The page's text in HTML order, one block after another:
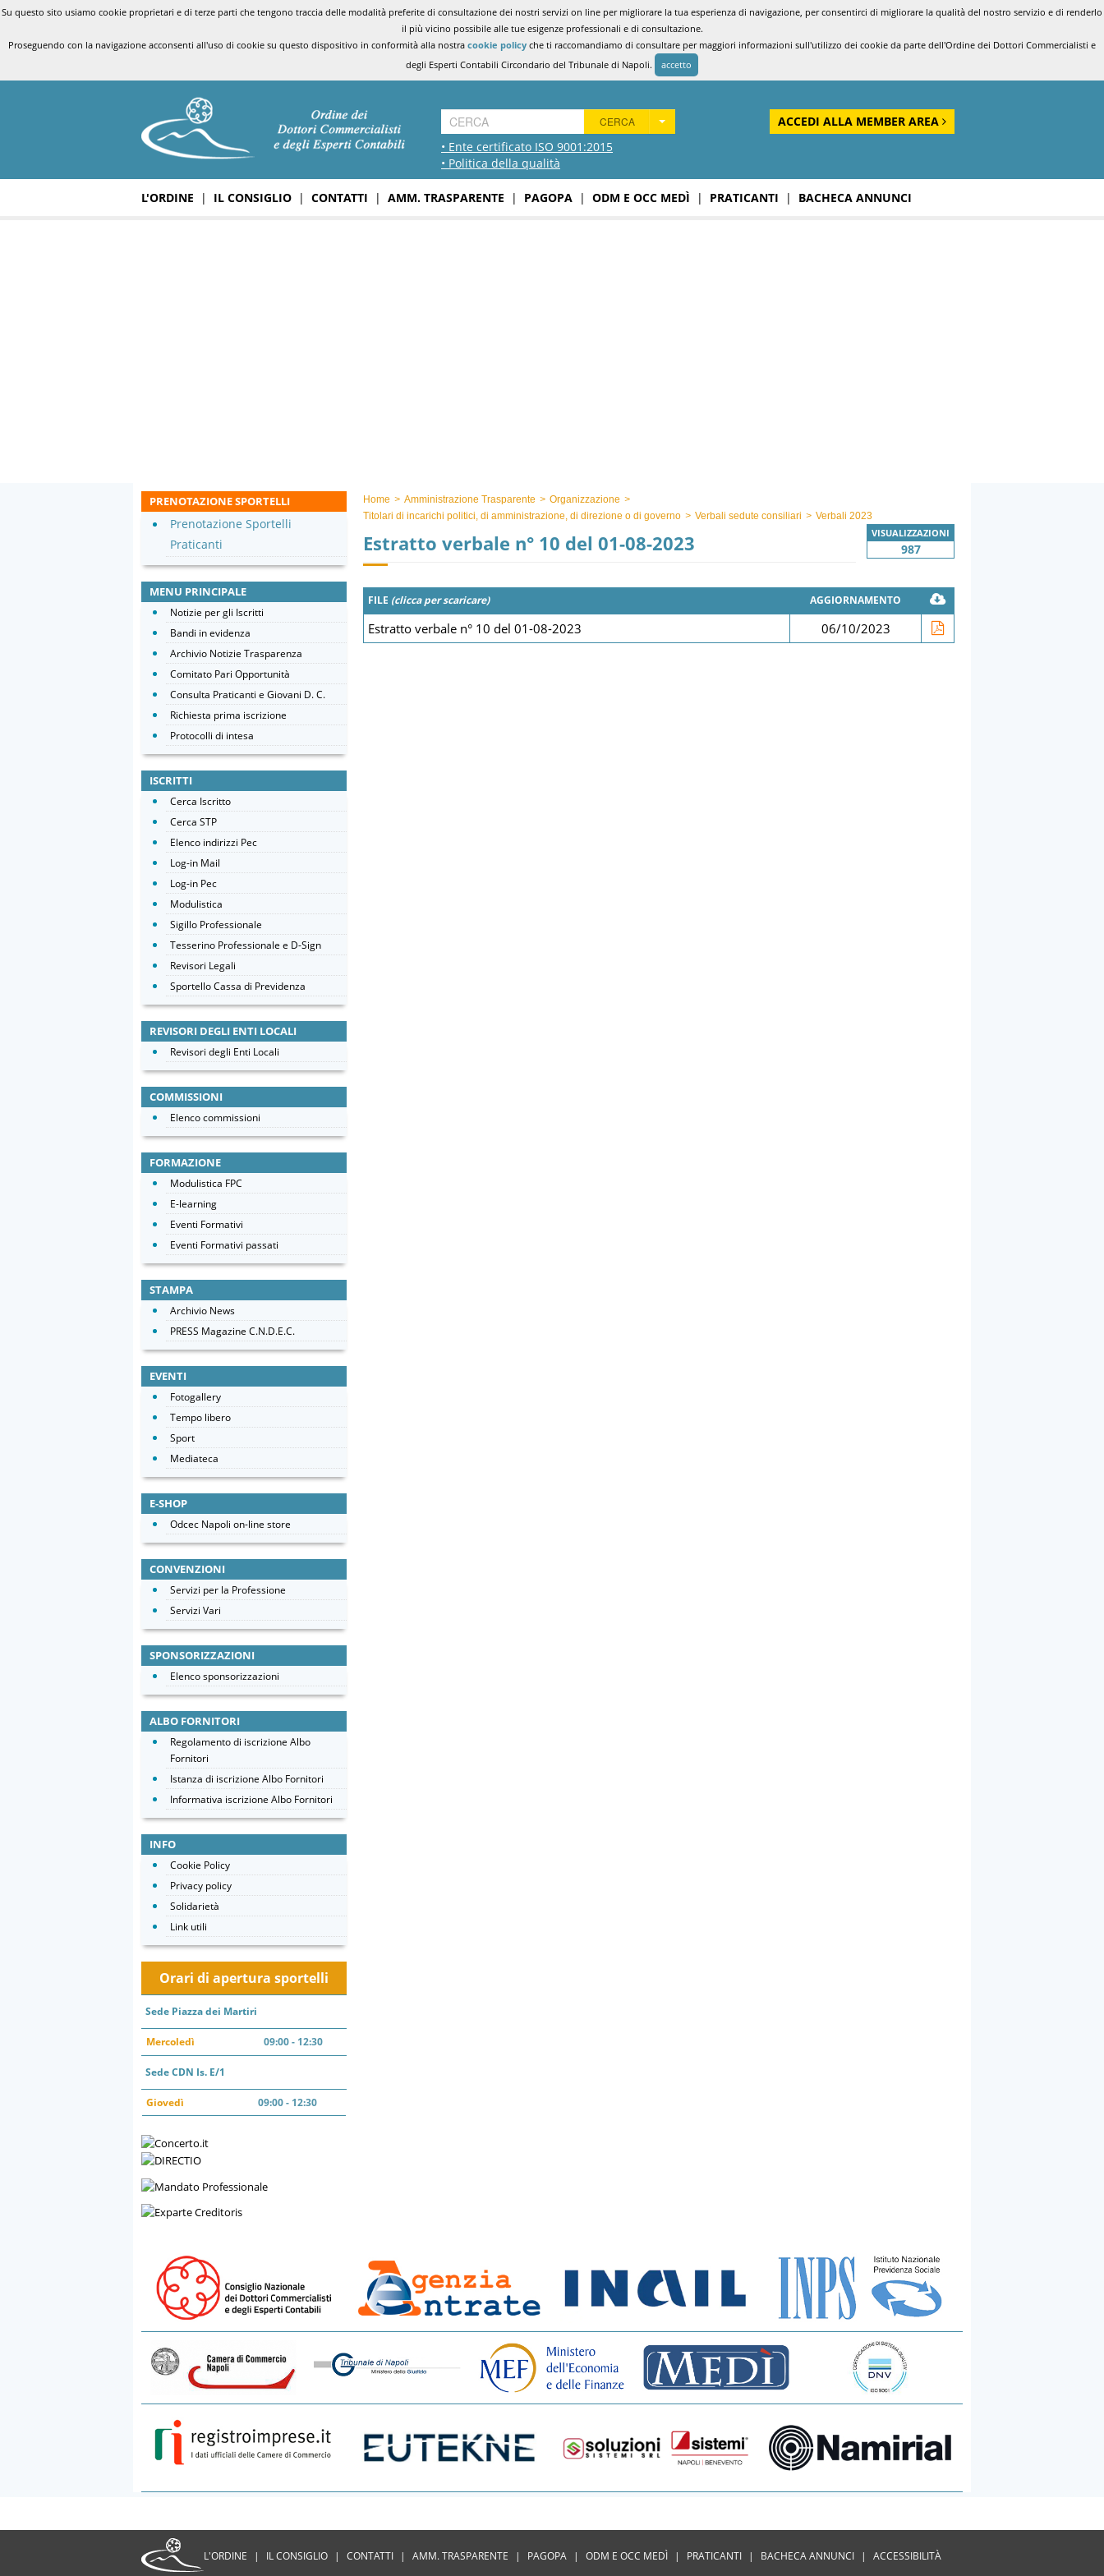
Su questo sito usiamo cookie proprietari e di terze parti che tengono traccia delle modalità preferite di consultazione dei nostri servizi on line per migliorare la tua esperienza di navigazione, per consentirci di migliorare la qualità del nostro servizio e di renderlo
il più vicino possibile alle tue esigenze professionali e di consultazione.
Proseguendo con la navigazione acconsenti all'uso di cookie su questo dispositivo in conformità alla nostra cookie policy che ti raccomandiamo di consultare per maggiori informazioni sull'utilizzo dei cookie da parte dell'Ordine dei Dottori Commercialisti e
degli Esperti Contabili Circondario del Tribunale di Napoli.
accetto
• Ente certificato ISO 9001:2015
• Politica della qualità
CERCA ACCEDI ALLA MEMBER AREA
L'ORDINE | IL CONSIGLIO | CONTATTI | AMM. TRASPARENTE | PAGOPA | ODM E OCC MEDÌ | PRATICANTI | BACHECA ANNUNCI
Home > Amministrazione Trasparente > Organizzazione >
Titolari di incarichi politici, di amministrazione, di direzione o di governo > Verbali sedute consiliari > Verbali 2023
Estratto verbale n° 10 del 01-08-2023 VISUALIZZAZIONI
987
FILE (clicca per scaricare) AGGIORNAMENTO
Estratto verbale n° 10 del 01-08-2023 06/10/2023
PRENOTAZIONE SPORTELLI
Prenotazione Sportelli
Praticanti
MENU PRINCIPALE
Notizie per gli Iscritti
Bandi in evidenza
Archivio Notizie Trasparenza
Comitato Pari Opportunità
Consulta Praticanti e Giovani D. C.
Richiesta prima iscrizione
Protocolli di intesa
ISCRITTI
Cerca Iscritto
Cerca STP
Elenco indirizzi Pec
Log-in Mail
Log-in Pec
Modulistica
Sigillo Professionale
Tesserino Professionale e D-Sign
Revisori Legali
Sportello Cassa di Previdenza
REVISORI DEGLI ENTI LOCALI
Revisori degli Enti Locali
COMMISSIONI
Elenco commissioni
FORMAZIONE
Modulistica FPC
E-learning
Eventi Formativi
Eventi Formativi passati
STAMPA
Archivio News
PRESS Magazine C.N.D.E.C.
EVENTI
Fotogallery
Tempo libero
Sport
Mediateca
E-SHOP
Odcec Napoli on-line store
CONVENZIONI
Servizi per la Professione
Servizi Vari
SPONSORIZZAZIONI
Elenco sponsorizzazioni
ALBO FORNITORI
Regolamento di iscrizione Albo
Fornitori
Istanza di iscrizione Albo Fornitori
Informativa iscrizione Albo Fornitori
INFO
Cookie Policy
Privacy policy
Solidarietà
Link utili
Orari di apertura sportelli
Sede Piazza dei Martiri
Mercoledì 09:00 - 12:30
Sede CDN Is. E/1
Giovedì 09:00 - 12:30
L'ORDINE | IL CONSIGLIO | CONTATTI | AMM. TRASPARENTE | PAGOPA | ODM E OCC MEDÌ | PRATICANTI | BACHECA ANNUNCI | ACCESSIBILITÀ